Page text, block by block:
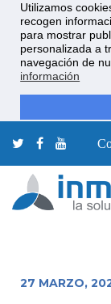
Utilizamos
recogen
para mostrar
personalizada a
navegación de
información
27 MARZO,